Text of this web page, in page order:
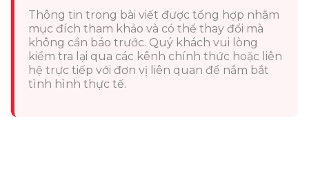
Thông tin trong bài viết được tổng hợp nhằm
mục đích tham khảo và có thể thay đổi mà
không cần báo trước. Quý khách vui lòng
kiểm tra lại qua các kênh chính thức hoặc liên
hệ trực tiếp với đơn vị liên quan để nắm bắt
tình hình thực tế.